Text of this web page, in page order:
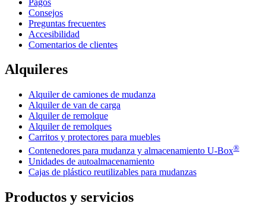
Consejos
Preguntas frecuentes
Accesibilidad
Comentarios de clientes
Alquileres
Alquiler de camiones de mudanza
Alquiler de van de carga
Alquiler de remolque
Alquiler de remolques
Carritos y protectores para muebles
Contenedores para mudanza y almacenamiento U-Box®
Unidades de autoalmacenamiento
Cajas de plástico reutilizables para mudanzas
Productos y servicios